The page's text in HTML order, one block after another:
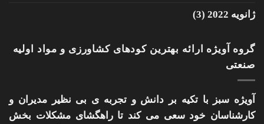
ژانویه 2022
(3)
گروه آویژه ارائه بهترین کودهای کشاورزی و مواد اولیه
صنعتی
آویژه سبز با تکیه بر دانش و تجربه ی بی نظیر مدیران و
کارشناسان خود سعی می کند تا راهگشای مشکلات بخش